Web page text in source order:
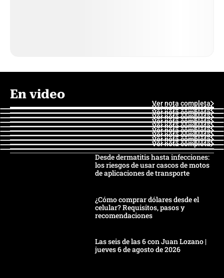
En video
Ver nota completa
Ver nota completa
Ver nota completa
Ver nota completa
Ver nota completa
Ver nota completa
Ver nota completa
Ver nota completa
Ver nota completa
Ver nota completa
Desde dermatitis hasta infecciones:
los riesgos de usar cascos de motos
de aplicaciones de transporte
¿Cómo comprar dólares desde el
celular? Requisitos, pasos y
recomendaciones
Las seis de las 6 con Juan Lozano |
jueves 6 de agosto de 2026